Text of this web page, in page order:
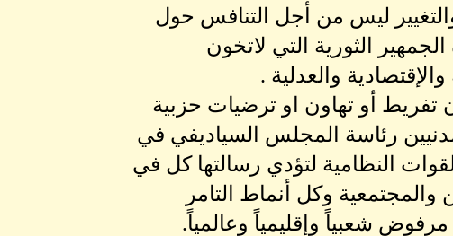
ليس من أجل التنافس حول
الثورية التي لاتخون
والعدلية .
تفريط أو تهاون او ترضيات حزبية
رئاسة المجلس السياديفي في
النظامية لتؤدي رسالتها كل في
وكل أنماط التامر
شعبياً وإقليمياً وعالمياً.